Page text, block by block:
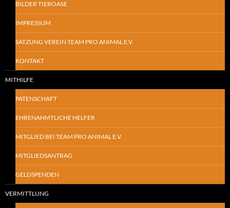
BILDER TIEROASE
IMPRESSUM
SATZUNG VEREIN TEAM PRO ANIMAL E.V.
KONTAKT
MITHILFE
PATENSCHAFT
EHRENAHMTLICHE HELFER
MITGLIED BEI TEAM PRO ANIMAL E.V.
MITGLIEDSANTRAG
GELDSPENDEN
VERMITTLUNG